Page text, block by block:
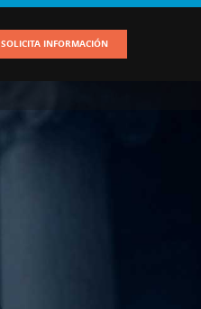
SOLICITA INFORMACIÓN